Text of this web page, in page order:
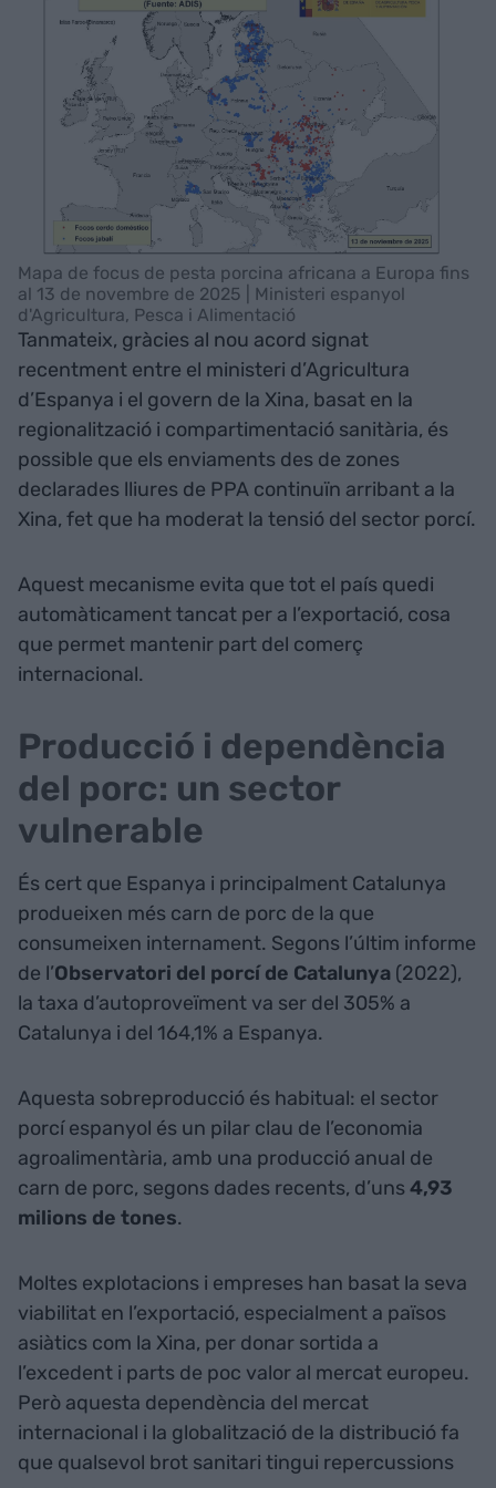
Mapa de focus de pesta porcina africana a Europa fins
al 13 de novembre de 2025 | Ministeri espanyol
d'Agricultura, Pesca i Alimentació
Tanmateix, gràcies al nou acord signat
recentment entre el ministeri d’Agricultura
d’Espanya i el govern de la Xina, basat en la
regionalització i compartimentació sanitària, és
possible que els enviaments des de zones
declarades lliures de PPA continuïn arribant a la
Xina, fet que ha moderat la tensió del sector porcí.
Aquest mecanisme evita que tot el país quedi
automàticament tancat per a l’exportació, cosa
que permet mantenir part del comerç
internacional.
Producció i dependència
del porc: un sector
vulnerable
És cert que Espanya i principalment Catalunya
produeixen més carn de porc de la que
consumeixen internament. Segons l’últim informe
de l’Observatori del porcí de Catalunya (2022),
la taxa d’autoproveïment va ser del 305% a
Catalunya i del 164,1% a Espanya.
Aquesta sobreproducció és habitual: el sector
porcí espanyol és un pilar clau de l’economia
agroalimentària, amb una producció anual de
carn de porc, segons dades recents, d’uns4,93
milions de tones.
Moltes explotacions i empreses han basat la seva
viabilitat en l’exportació, especialment a països
asiàtics com la Xina, per donar sortida a
l’excedent i parts de poc valor al mercat europeu.
Però aquesta dependència del mercat
internacional i la globalització de la distribució fa
que qualsevol brot sanitari tingui repercussions